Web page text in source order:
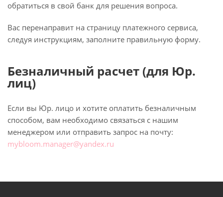
обратиться в свой банк для решения вопроса.
Вас перенаправит на страницу платежного сервиса,
следуя инструкциям, заполните правильную форму.
Безналичный расчет (для Юр.
лиц)
Если вы Юр. лицо и хотите оплатить безналичным
способом, вам необходимо связаться с нашим
менеджером или отправить запрос на почту:
mybloom.manager@yandex.ru